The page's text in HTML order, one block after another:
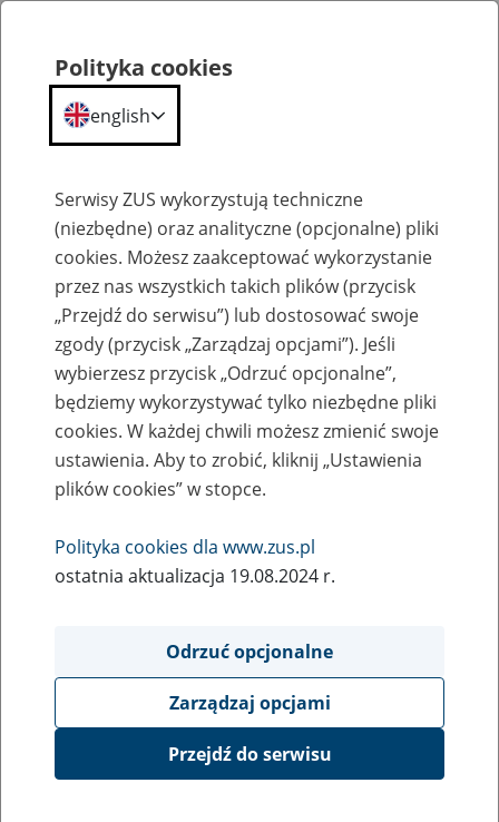
Szkolenia
Szkolenie online - Świadczenie
uzupełniające dla osób niezdolnych do
samodzielnej egzystencji
Rodzaj wydarzenia
Polityka cookies
english
Serwisy ZUS wykorzystują techniczne
(niezbędne) oraz analityczne (opcjonalne) pliki
cookies. Możesz zaakceptować wykorzystanie
przez nas wszystkich takich plików (przycisk
„Przejdź do serwisu”) lub dostosować swoje
zgody (przycisk „Zarządzaj opcjami”). Jeśli
wybierzesz przycisk „Odrzuć opcjonalne”,
będziemy wykorzystywać tylko niezbędne pliki
cookies. W każdej chwili możesz zmienić swoje
ustawienia. Aby to zrobić, kliknij „Ustawienia
plików cookies” w stopce.
Polityka cookies dla www.zus.pl
ostatnia aktualizacja 19.08.2024 r.
Odrzuć opcjonalne
Zarządzaj opcjami
Przejdź do serwisu